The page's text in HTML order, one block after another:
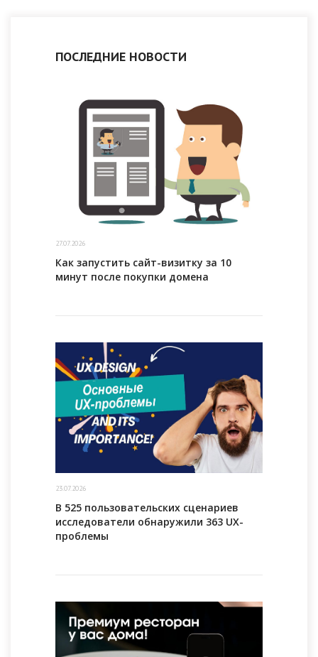
ПОСЛЕДНИЕ НОВОСТИ
27.07.2026
Как запустить сайт-визитку за 10
минут после покупки домена
23.07.2026
В 525 пользовательских сценариев
исследователи обнаружили 363 UX-
проблемы